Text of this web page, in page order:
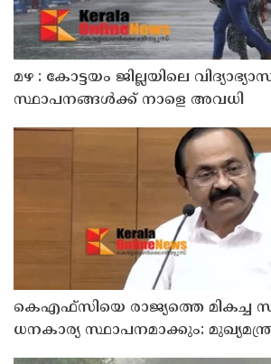
മഴ : കോട്ടയം ജില്ലയിലെ
സ്ഥാപനങ്ങൾക്ക് നാളെ അവധി
കെഎഫ്‌സിയെ രാജ്യത്തെ മികച്ച
ധനകാര്യ സ്ഥാപനമാക്കും:
സതീശൻ